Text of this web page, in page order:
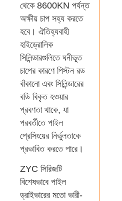
থেকে 8600KN পর্যন্ত
অক্ষীয় চাপ সহ্য করতে
হবে। ঐতিহ্যবাহী
হাইড্রোলিক
সিলিন্ডারগুলিতে ঘনীভূত
চাপের কারণে পিস্টন রড
বাঁকানো এবং সিলিন্ডারের
বডি বিকৃত হওয়ার
প্রবণতা থাকে, যা
পরবর্তীতে পাইল
প্রেসিংয়ের নির্ভুলতাকে
প্রভাবিত করতে পারে।
ZYC সিরিজটি
বিশেষভাবে পাইল
ড্রাইভারের মতো ভারী-